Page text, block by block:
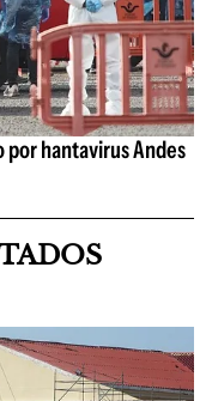
hantavirus Andes